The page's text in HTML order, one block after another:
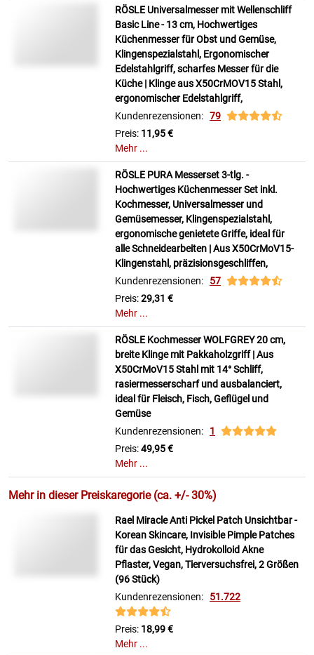
RÖSLE Universalmesser mit Wellenschliff
Basic Line - 13 cm, Hochwertiges
Küchenmesser für Obst und Gemüse,
Klingenspezialstahl, Ergonomischer
Edelstahlgriff, scharfes Messer für die
Küche | Klinge aus X50CrMOV15 Stahl,
ergonomischer Edelstahlgriff,
Kundenrezensionen: 79
Preis: 11,95 €
Mehr ...
RÖSLE PURA Messerset 3-tlg. -
Hochwertiges Küchenmesser Set inkl.
Kochmesser, Universalmesser und
Gemüsemesser, Klingenspezialstahl,
ergonomische genietete Griffe, ideal für
alle Schneidearbeiten | Aus X50CrMoV15-
Klingenstahl, präzisionsgeschliffen,
Kundenrezensionen: 57
Preis:29,31 €
Mehr ...
RÖSLE Kochmesser WOLFGREY 20 cm,
breite Klinge mit Pakkaholzgriff | Aus
X50CrMoV15 Stahl mit 14° Schliff,
rasiermesserscharf und ausbalanciert,
ideal für Fleisch, Fisch, Geflügel und
Gemüse
Kundenrezensionen: 1
Preis:49,95 €
Mehr ...
Mehr in dieser Preiskaregorie (ca. +/- 30%)
Rael Miracle Anti Pickel Patch Unsichtbar -
Korean Skincare, Invisible Pimple Patches
für das Gesicht, Hydrokolloid Akne
Pflaster, Vegan, Tierversuchsfrei, 2 Größen
(96 Stück)
Kundenrezensionen: 51.722
Preis: 18,99 €
Mehr ...